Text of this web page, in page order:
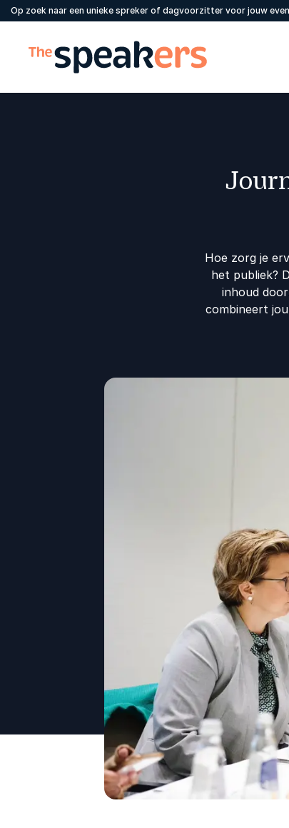
Op zoek naar een unieke spreker of dagvoorzitter voor jouw
Hoe zorg je
het publiek?
inhoud
combineert